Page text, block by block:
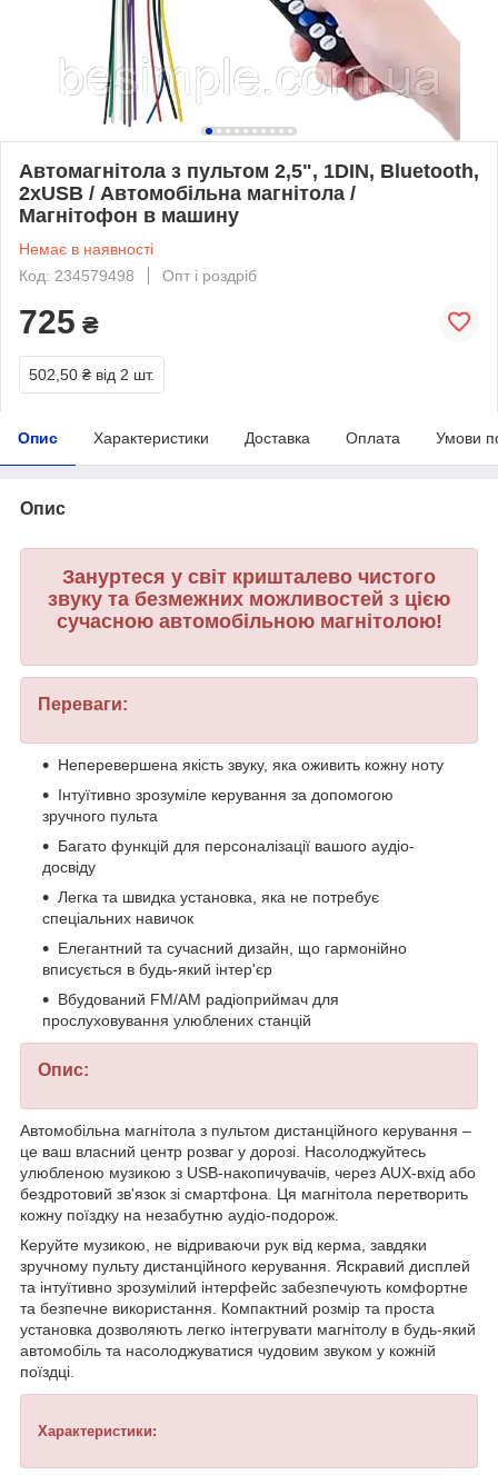
Автомагнітола з пультом 2,5", 1DIN, Bluetooth,
2хUSB / Автомобільна магнітола /
Магнітофон в машину
Немає в наявності
Код: 234579498
Опт і роздріб
725 ₴
502,50 ₴ від 2 шт.
Опис Характеристики Доставка Оплата Умови
Опис
Зануртеся у світ кришталево чистого
звуку та безмежних можливостей з цією
сучасною автомобільною магнітолою!
Переваги:
Неперевершена якість звуку, яка оживить кожну ноту
Інтуїтивно зрозуміле керування за допомогою
зручного пульта
Багато функцій для персоналізації вашого аудіо-
досвіду
Легка та швидка установка, яка не потребує
спеціальних навичок
Елегантний та сучасний дизайн, що гармонійно
вписується в будь-який інтер'єр
Вбудований FM/AM радіоприймач для
прослуховування улюблених станцій
Опис:
Автомобільна магнітола з пультом дистанційного керування –
це ваш власний центр розваг у дорозі. Насолоджуйтесь
улюбленою музикою з USB-накопичувачів, через AUX-вхід або
бездротовий зв'язок зі смартфона. Ця магнітола перетворить
кожну поїздку на незабутню аудіо-подорож.
Керуйте музикою, не відриваючи рук від керма, завдяки
зручному пульту дистанційного керування. Яскравий дисплей
та інтуїтивно зрозумілий інтерфейс забезпечують комфортне
та безпечне використання. Компактний розмір та проста
установка дозволяють легко інтегрувати магнітолу в будь-який
автомобіль та насолоджуватися чудовим звуком у кожній
поїздці.
Характеристики: